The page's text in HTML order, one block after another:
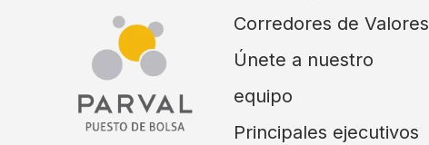
Corredores de Valores
Únete a nuestro
equipo
Principales ejecutivos